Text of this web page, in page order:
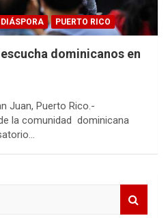
PUERTO RICO
dominicanos en
Juan, Puerto Rico.-
la comunidad dominicana